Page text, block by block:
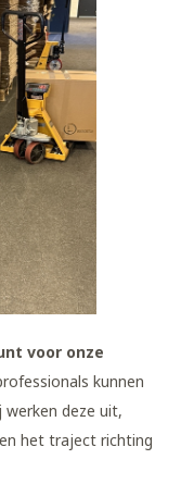
voor onze
kunnen
werken deze uit,
het traject richting